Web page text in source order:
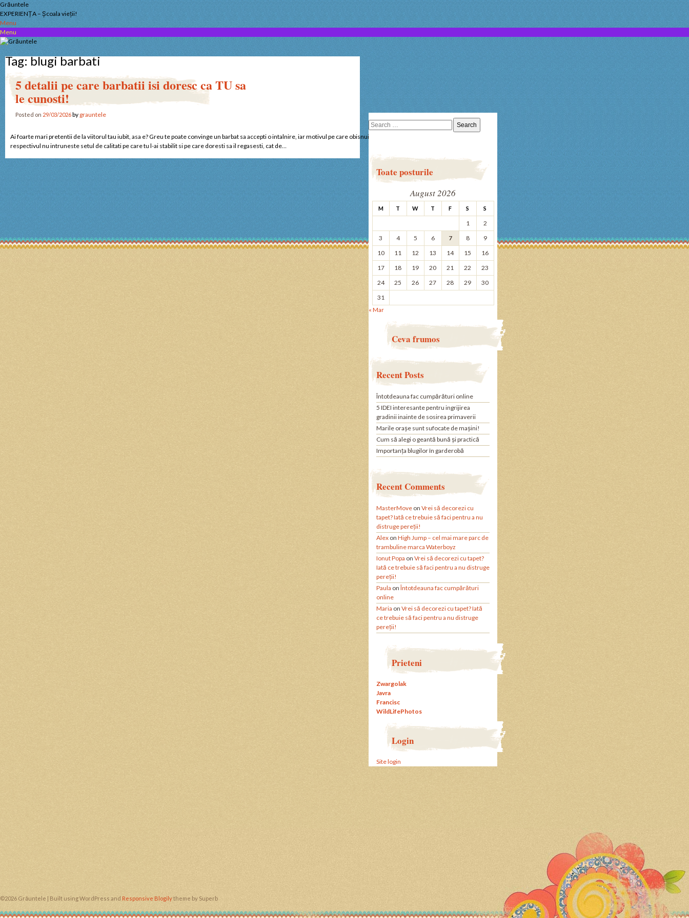
Skip
to
content
Grăuntele
EXPERIENȚA – Școala vieții!
Menu
Menu
Tag:blugi barbati
5 detalii pe care barbatii isi doresc ca TU sa
le cunosti!
Posted on 29/03/2026by grauntele
Ai foarte mari pretentii de la viitorul tau iubit, asa e? Greu te poate convinge un barbat sa accepti o intalnire, iar motivul pe care obisnuiesti sa il invoci in acest sens este faptul ca
respectivul nu intruneste setul de calitati pe care tu l-ai stabilit si pe care doresti sa il regasesti, cat de…
for:
Toate posturile
August 2026
M T W T F S S
1
2
3
4 5 6 7 8
9
10
11 12 13 14 15
16
17
18 19 20 21 22
23
24
25 26 27 28 29
30
31
« Mar
Ceva frumos
Recent Posts
Întotdeauna fac cumpărături online
5 IDEI interesante pentru ingrijirea
gradinii inainte de sosirea primaverii
Marile orașe sunt sufocate de mașini!
Cum să alegi o geantă bună și practică
Importanța blugilor în garderobă
Recent Comments
MasterMove on Vrei să decorezi cu
tapet? Iată ce trebuie să faci pentru a nu
distruge pereții!
Alex on High Jump – cel mai mare parc de
trambuline marca Waterboyz
Ionut Popa on Vrei să decorezi cu tapet?
Iată ce trebuie să faci pentru a nu distruge
pereții!
Paula onÎntotdeauna fac cumpărături
online
Maria on Vrei să decorezi cu tapet? Iată
ce trebuie să faci pentru a nu distruge
pereții!
Prieteni
Zwargolak
Javra
Francisc
WildLifePhotos
Login
Site login
©2026 Grăuntele | Built using WordPress and Responsive Blogilytheme by Superb